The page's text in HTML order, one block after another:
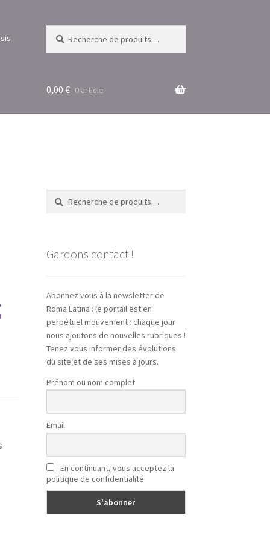
pour :
0,00 € 0 article
Recherche
pour :
Recherche
Gardons contact !
Abonnez vous à la newsletter de
Roma Latina : le portail est en
perpétuel mouvement : chaque jour
nous ajoutons de nouvelles rubriques !
Tenez vous informer des évolutions
du site et de ses mises à jours.
Prénom ou nom complet
Email
En continuant, vous acceptez la
politique de confidentialité